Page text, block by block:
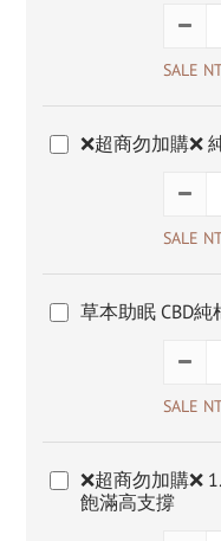
SALE
❌超商勿加購❌
SALE
草本助眠 CBD
SALE
❌超商勿加購❌
飽滿高支撐